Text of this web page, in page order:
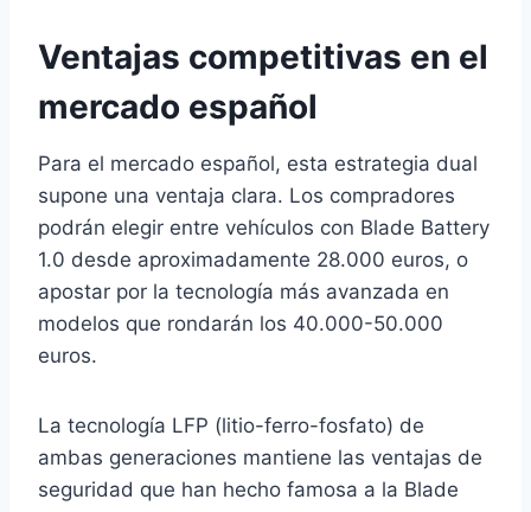
Ventajas competitivas en el
mercado español
Para el mercado español, esta estrategia dual
supone una ventaja clara. Los compradores
podrán elegir entre vehículos con Blade Battery
1.0 desde aproximadamente 28.000 euros, o
apostar por la tecnología más avanzada en
modelos que rondarán los 40.000-50.000
euros.
La tecnología LFP (litio-ferro-fosfato) de
ambas generaciones mantiene las ventajas de
seguridad que han hecho famosa a la Blade